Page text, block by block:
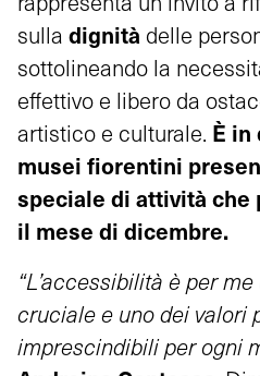
sulla dignità delle
sottolineando la
effettivo e libero da
artistico e culturale. È in
musei fiorentini
speciale di attività
il mese di dicembre.
“L’accessibilità è per
cruciale e uno dei valori
imprescindibili per ogni